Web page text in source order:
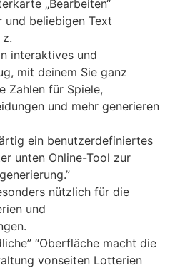
„Bearbeiten“
und beliebigen Text
interaktives und
mit deinem Sie ganz
Zahlen für Spiele,
und mehr generieren
ein benutzerdefiniertes
unten Online-Tool zur
nützlich für die
und
“Oberfläche macht die
vonseiten Lotterien